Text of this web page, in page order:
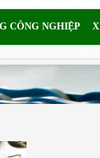
CÔNG NGHIỆP